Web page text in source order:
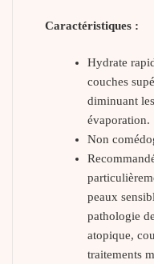
Caractéristiques :
Hydrate
couches
diminuant
évaporation.
Non
peaux
pathologie
atopique,
traitements